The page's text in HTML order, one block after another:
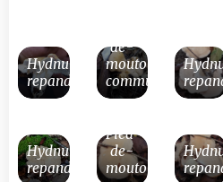
Hydnum
repandum
de-
mouton
commun
Hydnum
repandum
Pied-
de-
mouton